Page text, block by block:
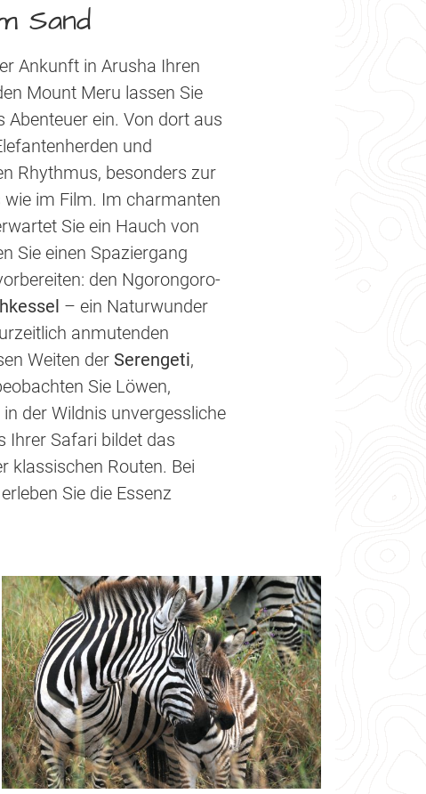
Sand
Ankunft in Arusha Ihren
Mount Meru lassen Sie
ein. Von dort aus
und
Rhythmus, besonders zur
im Film. Im charmanten
Sie ein Hauch von
Sie einen Spaziergang
den Ngorongoro-
– ein Naturwunder
anmutenden
Weiten der Serengeti,
Sie Löwen,
der Wildnis unvergessliche
Ihrer Safari bildet das
klassischen Routen. Bei
Sie die Essenz